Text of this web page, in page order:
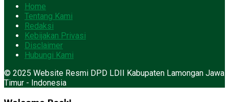
Home
Tentang Kami
Redaksi
Kebijakan Privasi
Disclaimer
Hubungi Kami
© 2025 Website Resmi DPD LDII Kabupaten Lamongan Jawa
Timur - Indonesia